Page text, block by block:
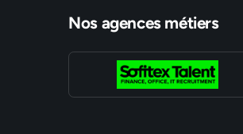
Nos agences métiers